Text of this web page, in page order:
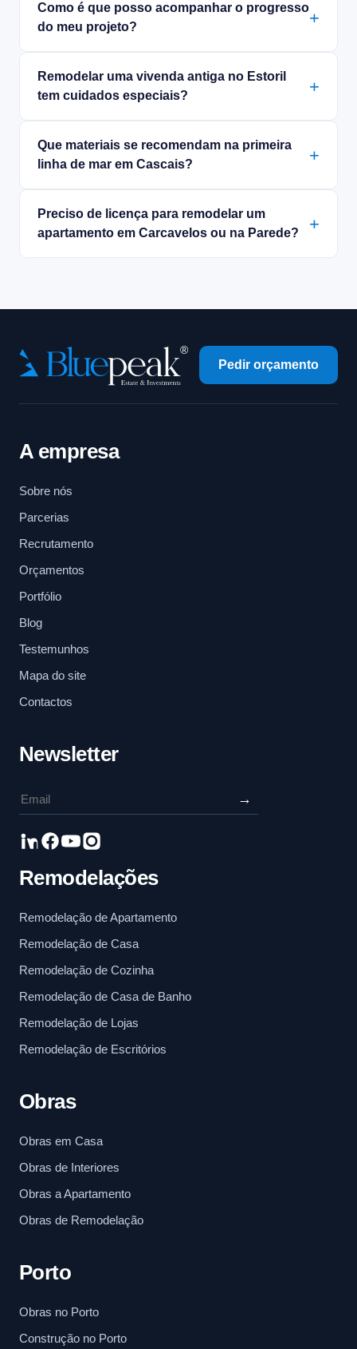
Como é que posso acompanhar o progresso
do meu projeto?
Remodelar uma vivenda antiga no Estoril
tem cuidados especiais?
Que materiais se recomendam na primeira
linha de mar em Cascais?
Preciso de licença para remodelar um
apartamento em Carcavelos ou na Parede?
Pedir orçamento
A empresa
Sobre nós
Parcerias
Recrutamento
Orçamentos
Portfólio
Blog
Testemunhos
Mapa do site
Contactos
Newsletter
→
Remodelações
Remodelação de Apartamento
Remodelação de Casa
Remodelação de Cozinha
Remodelação de Casa de Banho
Remodelação de Lojas
Remodelação de Escritórios
Obras
Obras em Casa
Obras de Interiores
Obras a Apartamento
Obras de Remodelação
Porto
Obras no Porto
Construção no Porto